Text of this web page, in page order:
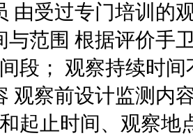
由受过专门培训的
与范围 根据评价手
段； 观察持续时间
观察前设计监测内
起止时间、观察地